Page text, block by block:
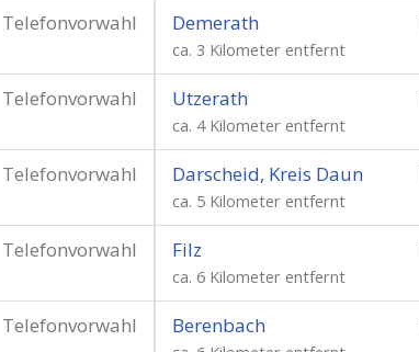
Telefonvorwahl Demerath
ca. 3 Kilometer entfernt
Telefonvorwahl Utzerath
ca. 4 Kilometer entfernt
Telefonvorwahl Darscheid, Kreis Daun
ca. 5 Kilometer entfernt
Telefonvorwahl Filz
ca. 6 Kilometer entfernt
Telefonvorwahl Berenbach